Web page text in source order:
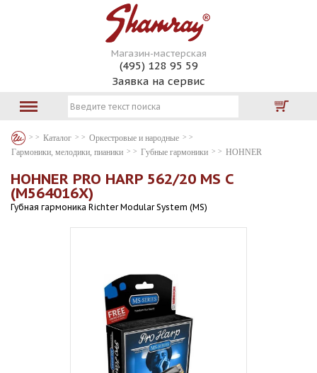
Магазин-мастерская
(495) 128 95 59
Заявка на сервис
Каталог
Оркестровые и народные
Гармоники, мелодики, пианики
Губные гармоники HOHNER
HOHNER PRO HARP 562/20 MS C
(M564016X)
Губная гармоника Richter Modular System (MS)